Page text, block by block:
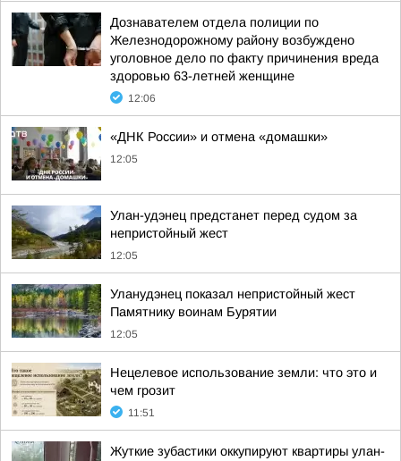
Дознавателем отдела полиции по
Железнодорожному району возбуждено
уголовное дело по факту причинения вреда
здоровью 63-летней женщине
12:06
«ДНК России» и отмена «домашки»
12:05
Улан-удэнец предстанет перед судом за
непристойный жест
12:05
Уланудэнец показал непристойный жест
Памятнику воинам Бурятии
12:05
Нецелевое использование земли: что это и
чем грозит
11:51
Жуткие зубастики оккупируют квартиры улан-